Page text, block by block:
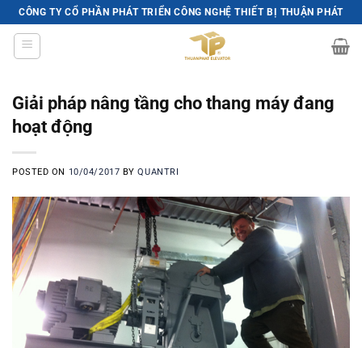
Skip
to
content
CÔNG TY CỔ PHẦN PHÁT TRIỂN CÔNG NGHỆ THIẾT BỊ THUẬN PHÁT
Giải pháp nâng tầng cho thang máy đang
hoạt động
POSTED ON 10/04/2017 BYQUANTRI